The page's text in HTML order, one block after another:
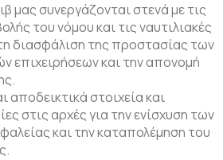
μας συνεργάζονται στενά με τις
του νόμου και τις ναυτιλιακές
διασφάλιση της προστασίας των
επιχειρήσεων και την απονομή
αποδεικτικά στοιχεία και
στις αρχές για την ενίσχυση των
και την καταπολέμηση του